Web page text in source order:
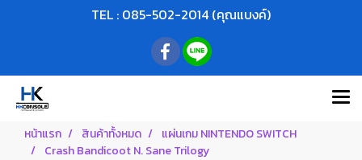
TEL : 085-502-2014 (คุณแบงค์)
หน้าแรก สินค้าทั้งหมด
แผ่นเกม NINTENDO SWITCH
Crash Bandicoot N. Sane Trilogy